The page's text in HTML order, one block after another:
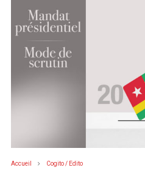
Accueil Cogito / Edito